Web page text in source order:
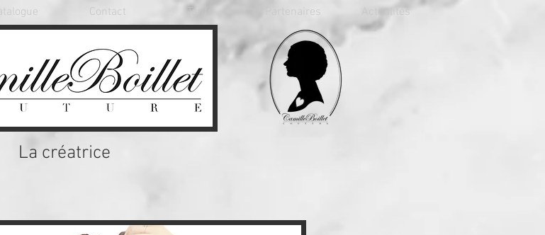
Contact Tarifs Partenaires Actualités
La créatrice